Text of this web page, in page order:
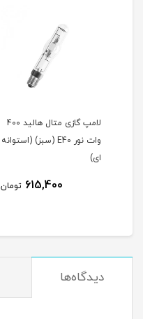
لامپ گازی متال هالید 400
وات نور E40 (سبز) (استوانه
ای)
615,400 تومان
دیدگاه‌ها